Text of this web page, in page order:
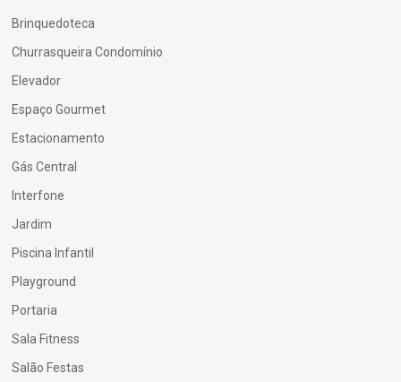
Brinquedoteca
Churrasqueira Condomínio
Elevador
Espaço Gourmet
Estacionamento
Gás Central
Interfone
Jardim
Piscina Infantil
Playground
Portaria
Sala Fitness
Salão Festas